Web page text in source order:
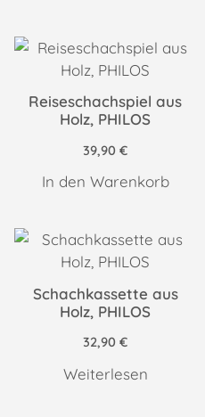
Reiseschachspiel aus
Holz, PHILOS
39,90 €
In den Warenkorb
Schachkassette aus
Holz, PHILOS
32,90 €
Weiterlesen